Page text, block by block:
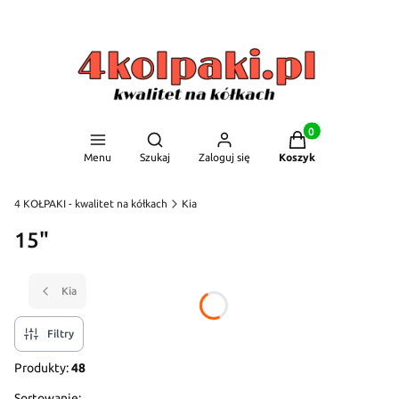
Menu
Otwórz wyszukiwarkę
Szukaj Zaloguj się
Produkty w
Koszyk
4 KOŁPAKI - kwalitet na kółkach Kia
15"
Kia
Filtry
Produkty:48